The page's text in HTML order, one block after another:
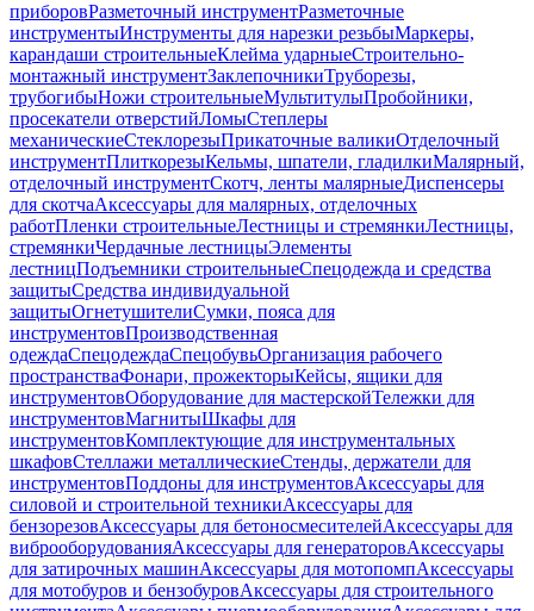
приборовРазметочный инструментРазметочные
инструментыИнструменты для нарезки резьбыМаркеры,
карандаши строительныеКлейма ударныеСтроительно-
монтажный инструментЗаклепочникиТруборезы,
трубогибыНожи строительныеМультитулыПробойники,
просекатели отверстийЛомыСтеплеры
механическиеСтеклорезыПрикаточные валикиОтделочный
инструментПлиткорезыКельмы, шпатели, гладилкиМалярный,
отделочный инструментСкотч, ленты малярныеДиспенсеры
для скотчаАксессуары для малярных, отделочных
работПленки строительныеЛестницы и стремянкиЛестницы,
стремянкиЧердачные лестницыЭлементы
лестницПодъемники строительныеСпецодежда и средства
защитыСредства индивидуальной
защитыОгнетушителиСумки, пояса для
инструментовПроизводственная
одеждаСпецодеждаСпецобувьОрганизация рабочего
пространстваФонари, прожекторыКейсы, ящики для
инструментовОборудование для мастерскойТележки для
инструментовМагнитыШкафы для
инструментовКомплектующие для инструментальных
шкафовСтеллажи металлическиеСтенды, держатели для
инструментовПоддоны для инструментовАксессуары для
силовой и строительной техникиАксессуары для
бензорезовАксессуары для бетоносмесителейАксессуары для
виброоборудованияАксессуары для генераторовАксессуары
для затирочных машинАксессуары для мотопомпАксессуары
для мотобуров и бензобуровАксессуары для строительного